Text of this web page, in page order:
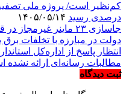
درصدی رسید
جاسازی ۲۳ ماینر
دولت در مبارزه با تخلفات برق
انتظار پاسخ از اداره‌کل
مطالبات رسانه‌ای ارائه نشده
ثبت دیدگاه